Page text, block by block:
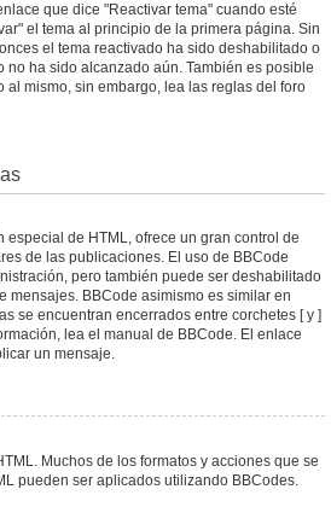
que dice "Reactivar tema" cuando esté
el tema al principio de la primera página. Sin
el tema reactivado ha sido deshabilitado o
no ha sido alcanzado aún. También es posible
al mismo, sin embargo, lea las reglas del foro
especial de HTML, ofrece un gran control de
de las publicaciones. El uso de BBCode
pero también puede ser deshabilitado
mensajes. BBCode asimismo es similar en
se encuentran encerrados entre corchetes [ y ]
lea el manual de BBCode. El enlace
un mensaje.
Muchos de los formatos y acciones que se
pueden ser aplicados utilizando BBCodes.